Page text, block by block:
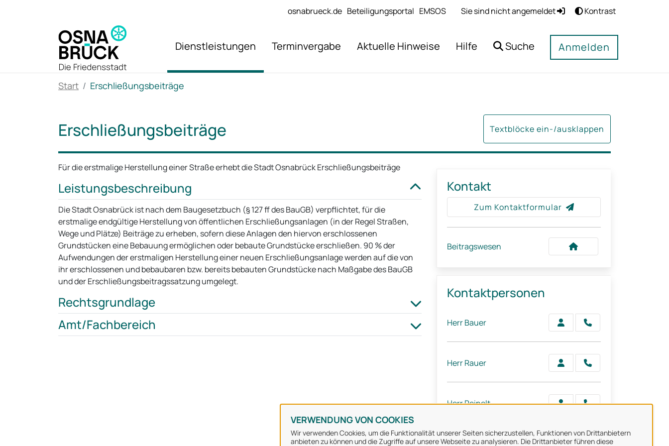
VERWENDUNG VON COOKIES
Wir verwenden Cookies, um die Funktionalität unserer Seiten sicherzustellen, Funktionen von Drittanbietern
anbieten zu können und die Zugriffe auf unsere Webseite zu analysieren. Die Drittanbieter führen diese
osnabrueck.de Beteiligungsportal EMSOS Sie sind nicht angemeldet Kontrast
Dienstleistungen Terminvergabe Aktuelle Hinweise Hilfe Suche Anmelden
Start Erschließungsbeiträge
Erschließungsbeiträge Textblöcke ein-/ausklappen
Für die erstmalige Herstellung einer Straße erhebt die Stadt Osnabrück Erschließungsbeiträge
Leistungsbeschreibung
Die Stadt Osnabrück ist nach dem Baugesetzbuch (§ 127 ff des BauGB) verpflichtet, für die
erstmalige endgültige Herstellung von öffentlichen Erschließungsanlagen (in der Regel Straßen,
Wege und Plätze) Beiträge zu erheben, sofern diese Anlagen den hiervon erschlossenen
Grundstücken eine Bebauung ermöglichen oder bebaute Grundstücke erschließen. 90 % der
Aufwendungen der erstmaligen Herstellung einer neuen Erschließungsanlage werden auf die von
ihr erschlossenen und bebaubaren bzw. bereits bebauten Grundstücke nach Maßgabe des BauGB
und der Erschließungsbeitragssatzung umgelegt.
Rechtsgrundlage
Amt/Fachbereich
Kontakt
Zum Kontaktformular
Beitragswesen
Kontaktpersonen
Herr Bauer
Herr Rauer
Herr Reinelt